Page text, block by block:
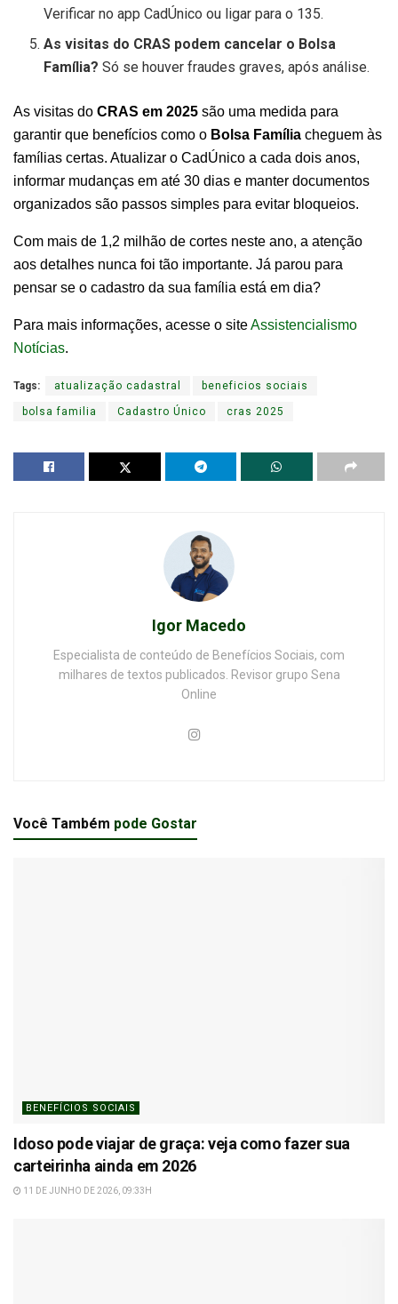
Verificar no app CadÚnico ou ligar para o 135.
As visitas do CRAS podem cancelar o Bolsa
Família? Só se houver fraudes graves, após análise.
As visitas do CRAS em 2025 são uma medida para
garantir que benefícios como o Bolsa Família cheguem às
famílias certas. Atualizar o CadÚnico a cada dois anos,
informar mudanças em até 30 dias e manter documentos
organizados são passos simples para evitar bloqueios.
Com mais de 1,2 milhão de cortes neste ano, a atenção
aos detalhes nunca foi tão importante. Já parou para
pensar se o cadastro da sua família está em dia?
Para mais informações, acesse o siteAssistencialismo
Notícias.
Tags: atualização cadastral beneficios sociais
bolsa familia Cadastro Único cras 2025
Igor Macedo
Especialista de conteúdo de Benefícios Sociais, com
milhares de textos publicados. Revisor grupo Sena
Online
Você Também pode Gostar
BENEFÍCIOS SOCIAIS
Idoso pode viajar de graça: veja como fazer sua
carteirinha ainda em 2026
11 DE JUNHO DE 2026, 09:33H